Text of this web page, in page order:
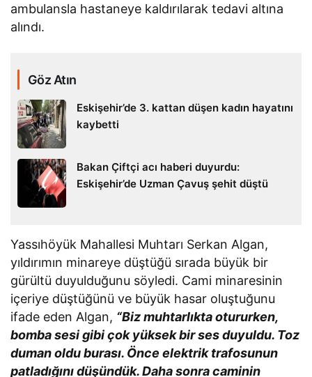
ambulansla hastaneye kaldırılarak tedavi altına
alındı.
Göz Atın
Eskişehir’de 3. kattan düşen kadın hayatını
kaybetti
Bakan Çiftçi acı haberi duyurdu:
Eskişehir’de Uzman Çavuş şehit düştü
Yassıhöyük Mahallesi Muhtarı Serkan Algan,
yıldırımın minareye düştüğü sırada büyük bir
gürültü duyulduğunu söyledi. Cami minaresinin
içeriye düştüğünü ve büyük hasar oluştuğunu
ifade eden Algan, “Biz muhtarlıkta otururken,
bomba sesi gibi çok yüksek bir ses duyuldu. Toz
duman oldu burası. Önce elektrik trafosunun
patladığını düşündük. Daha sonra caminin